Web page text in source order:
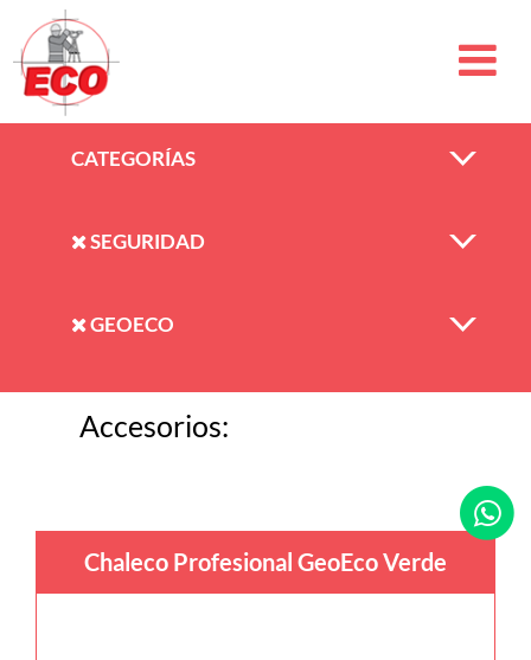
CATEGORÍAS
SEGURIDAD
GEOECO
Accesorios:
Chaleco Profesional GeoEco Verde